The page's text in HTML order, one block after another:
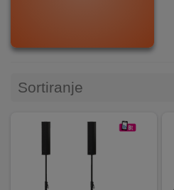
&
Sortiranje